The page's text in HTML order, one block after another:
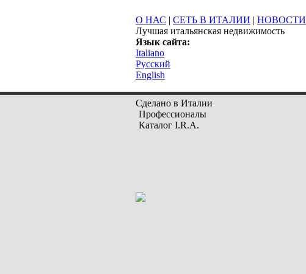
О НАС | СЕТЬ В ИТАЛИИ | НОВОСТИ
Лучшая итальянская недвижимость
Язык сайта:
Italiano
Русский
English
Сделано в Италии
Профессионалы
Каталог I.R.A.